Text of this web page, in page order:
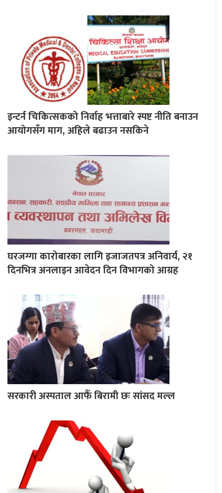
इन्टर्न चिकित्सकको निर्वाह भत्ताबारे स्पष्ट नीति बनाउन
आयोगसँग माग, अहिले बढाउन नसकिने
घरजग्गा कारोबारका लागि इजाजतपत्र अनिवार्य, २१
दिनभित्र अनलाइन आवेदन दिन विभागको आग्रह
सरकारी अस्पताल आफैँ बिरामी छः सांसद मल्ल